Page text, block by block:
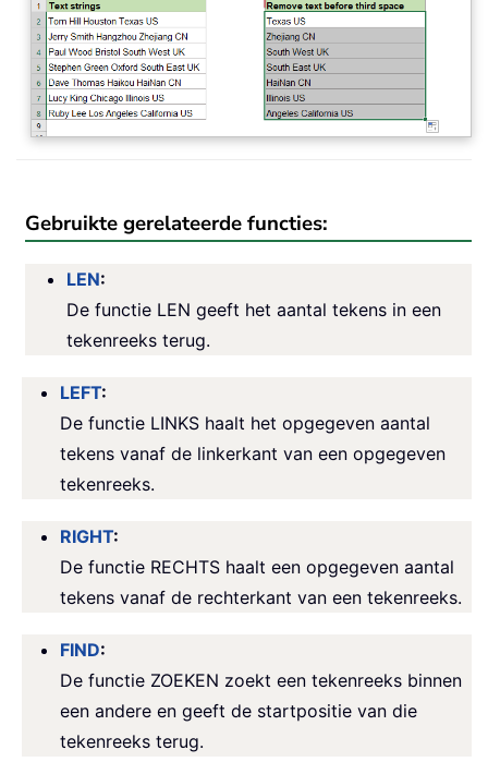
Gebruikte gerelateerde functies:
LEN:
De functie LEN geeft het aantal tekens in een
tekenreeks terug.
LEFT:
De functie LINKS haalt het opgegeven aantal
tekens vanaf de linkerkant van een opgegeven
tekenreeks.
RIGHT:
De functie RECHTS haalt een opgegeven aantal
tekens vanaf de rechterkant van een tekenreeks.
FIND:
De functie ZOEKEN zoekt een tekenreeks binnen
een andere en geeft de startpositie van die
tekenreeks terug.